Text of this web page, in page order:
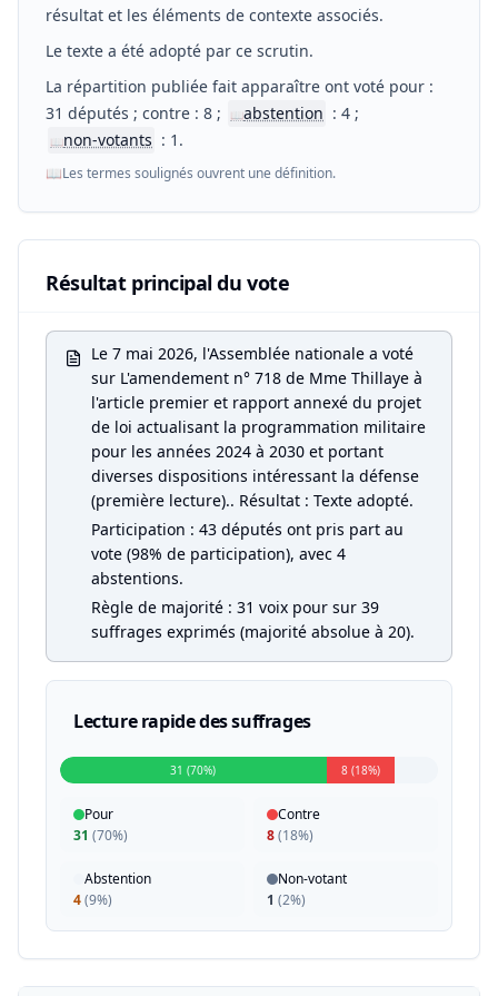
résultat et les éléments de contexte associés.
Le texte a été adopté par ce scrutin.
La répartition publiée fait apparaître ont voté pour :
31 députés ; contre : 8 ;
📖abstention : 4 ;
📖non-votants : 1.
📖Les termes soulignés ouvrent une définition.
Résultat principal du vote
Le 7 mai 2026, l'Assemblée nationale a voté
sur L'amendement n° 718 de Mme Thillaye à
l'article premier et rapport annexé du projet
de loi actualisant la programmation militaire
pour les années 2024 à 2030 et portant
diverses dispositions intéressant la défense
(première lecture).. Résultat : Texte adopté.
Participation : 43 députés ont pris part au
vote (98% de participation), avec 4
abstentions.
Règle de majorité : 31 voix pour sur 39
suffrages exprimés (majorité absolue à 20).
Lecture rapide des suffrages
31 (70%) 8 (18%)
Pour
31 (70%)
Contre
8(18%)
Abstention
4(9%)
Non-votant
1 (2%)